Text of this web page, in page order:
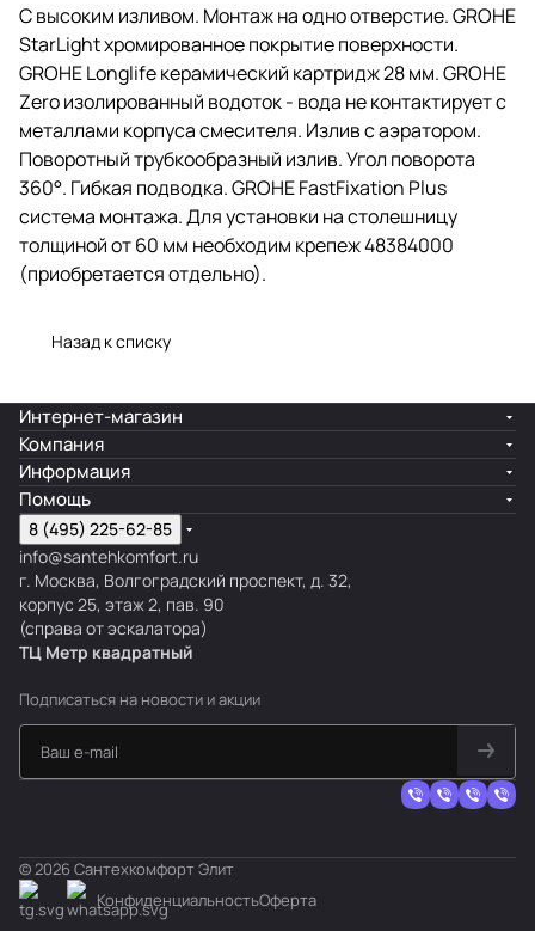
С высоким изливом. Монтаж на одно отверстие. GROHE
StarLight хромированное покрытие поверхности.
GROHE Longlife керамический картридж 28 мм. GROHE
Zero изолированный водоток - вода не контактирует с
металлами корпуса смесителя. Излив с аэратором.
Поворотный трубкообразный излив. Угол поворота
360°. Гибкая подводка. GROHE FastFixation Plus
система монтажа. Для установки на столешницу
толщиной от 60 мм необходим крепеж 48384000
(приобретается отдельно).
Назад к списку
Интернет-магазин
Компания
Информация
Помощь
8 (495) 225-62-85
info@santehkomfort.ru
г. Москва, Волгоградский проспект, д. 32,
корпус 25, этаж 2, пав. 90
(справа от эскалатора)
ТЦ Метр квадратный
Подписаться на новости и акции
© 2026 Сантехкомфорт Элит
КонфиденциальностьОферта